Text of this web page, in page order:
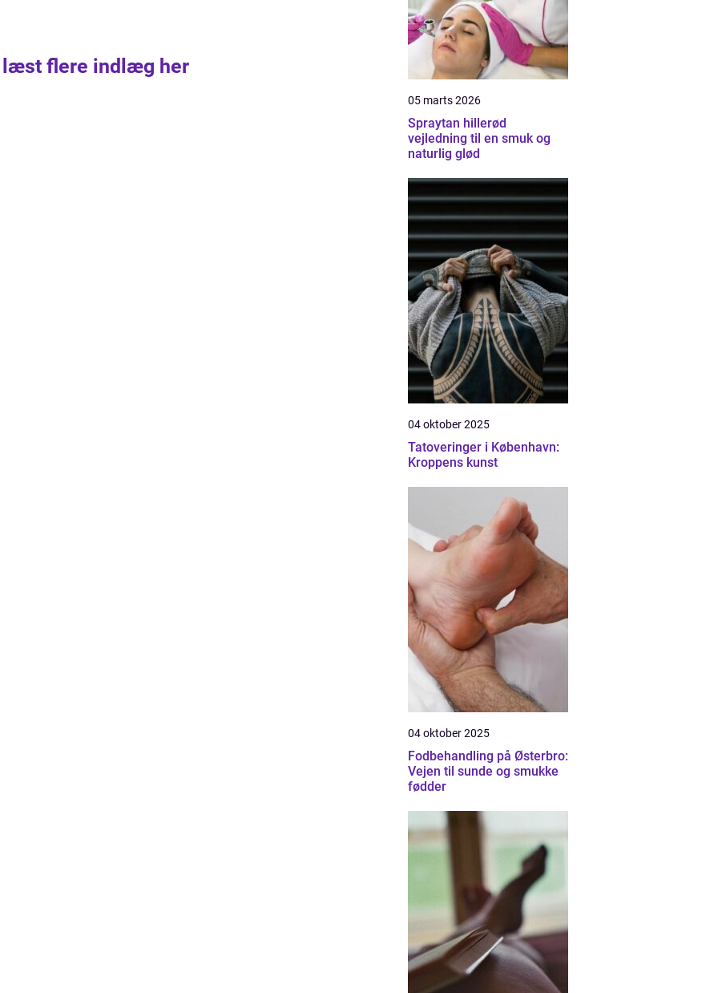
læst flere indlæg her
05 marts 2026
Spraytan hillerød
vejledning til en smuk og
naturlig glød
04 oktober 2025
Tatoveringer i København:
Kroppens kunst
04 oktober 2025
Fodbehandling på Østerbro:
Vejen til sunde og smukke
fødder